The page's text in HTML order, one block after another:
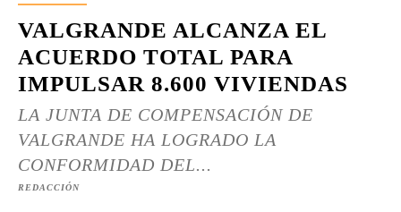
VALGRANDE ALCANZA EL
ACUERDO TOTAL PARA
IMPULSAR 8.600 VIVIENDAS
LA JUNTA DE COMPENSACIÓN DE
VALGRANDE HA LOGRADO LA
CONFORMIDAD DEL...
REDACCIÓN